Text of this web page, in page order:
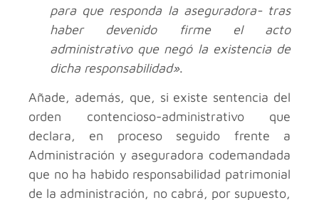
para que responda la aseguradora- tras
haber devenido firme el acto
administrativo que negó la existencia de
dicha responsabilidad».
Añade, además, que, si existe sentencia del
orden contencioso-administrativo que
declara, en proceso seguido frente a
Administración y aseguradora codemandada
que no ha habido responsabilidad patrimonial
de la administración, no cabrá, por supuesto,